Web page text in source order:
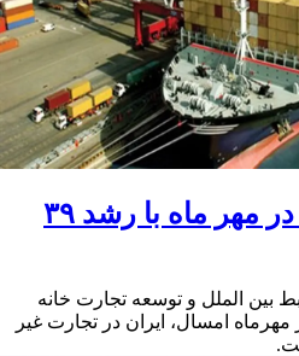
تجارت خارجی ایران در مهر ماه با رشد ۳۹
بین الملل و توسعه تجارت خانه
امسال، ایران در تجارت غیر